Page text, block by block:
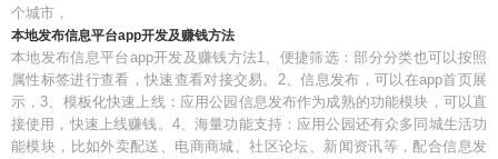
个城市，
本地发布信息平台app开发及赚钱方法
本地发布信息平台app开发及赚钱方法1、便捷筛选：部分分类也可以按照
属性标签进行查看，快速查看对接交易。2、信息发布，可以在app首页展
示，3、模板化快速上线：应用公园信息发布作为成熟的功能模块，可以直
接使用，快速上线赚钱。4、海量功能支持：应用公园还有众多同城生活功
能模块，比如外卖配送、电商商城、社区论坛、新闻资讯等，配合信息发